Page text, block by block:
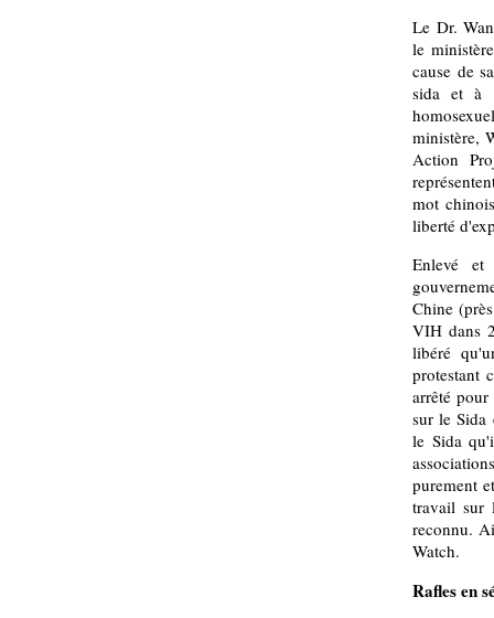
Le Dr.
le
cause de
sida et à
ministère,
Action
mot
liberté
Enlevé
Chine
VIH dans
libéré
protestant
arrêté
sur le Sida
le Sida
purement
travail sur
reconnu.
Watch.
Rafles en